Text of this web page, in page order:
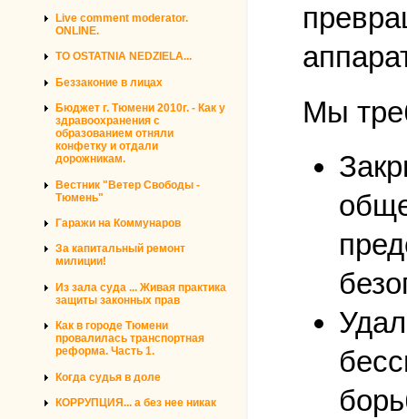
Live comment moderator.
ONLINE.
TO OSTATNIA NEDZIELA...
Беззаконие в лицах
Бюджет г. Тюмени 2010г. - Как у
здравоохранения с
образованием отняли
конфетку и отдали
дорожникам.
Вестник "Ветер Свободы -
Тюмень"
Гаражи на Коммунаров
За капитальный ремонт
милиции!
Из зала суда ... Живая практика
защиты законных прав
Как в городе Тюмени
провалилась транспортная
реформа. Часть 1.
Когда судья в доле
КОРРУПЦИЯ... а без нее никак
Мы